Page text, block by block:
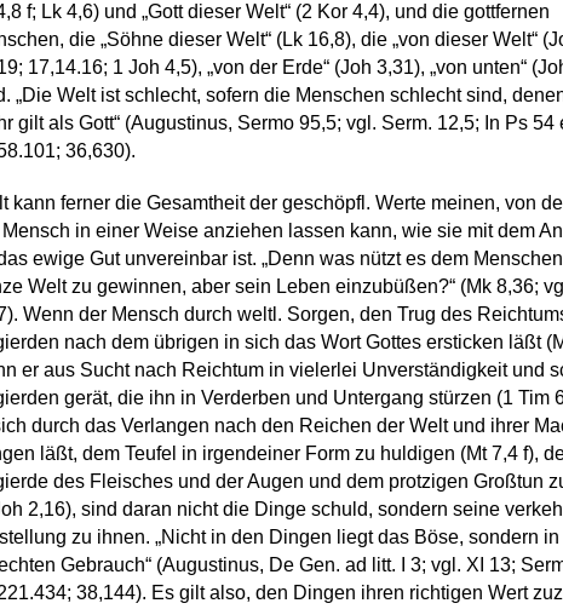
f; Lk 4,6) und „Gott dieser Welt“ (2 Kor 4,4), und die gottfernen
die „Söhne dieser Welt“ (Lk 16,8), die „von dieser Welt“
17,14.16; 1 Joh 4,5), „von der Erde“ (Joh 3,31), „von unten“
„Die Welt ist schlecht, sofern die Menschen schlecht sind,
gilt als Gott“ (Augustinus, Sermo 95,5; vgl. Serm. 12,5; In Ps 54
36,630).
kann ferner die Gesamtheit der geschöpfl. Werte meinen, von
in einer Weise anziehen lassen kann, wie sie mit dem
ewige Gut unvereinbar ist. „Denn was nützt es dem
Welt zu gewinnen, aber sein Leben einzubüßen?“ (Mk 8,36;
Wenn der Mensch durch weltl. Sorgen, den Trug des
nach dem übrigen in sich das Wort Gottes ersticken läßt
er aus Sucht nach Reichtum in vielerlei Unverständigkeit und
gerät, die ihn in Verderben und Untergang stürzen (1 Tim
durch das Verlangen nach den Reichen der Welt und ihrer
läßt, dem Teufel in irgendeiner Form zu huldigen (Mt 7,4 f),
des Fleisches und der Augen und dem protzigen Großtun
2,16), sind daran nicht die Dinge schuld, sondern seine
zu ihnen. „Nicht in den Dingen liegt das Böse, sondern
Gebrauch“ (Augustinus, De Gen. ad litt. I 3; vgl. XI 13;
38,144). Es gilt also, den Dingen ihren richtigen Wert